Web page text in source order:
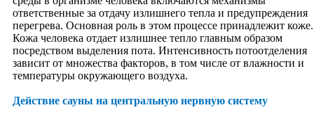
Методы
Аюрведический массаж
Диагностика
Диета и режим дня
Другие методы
Марматерапия
Панчакарма
Фиторецептуры
ответственные за отдачу излишнего тепла и предупреждения
перегрева. Основная роль в этом процессе принадлежит коже.
Кожа человека отдает излишнее тепло главным образом
посредством выделения пота. Интенсивность потоотделения
зависит от множества факторов, в том числе от влажности и
температуры окружающего воздуха.
Действие сауны на центральную нервную систему